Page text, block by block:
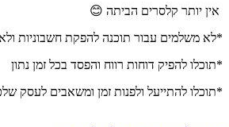
אין יותר קלסרים הביתה 😊
*לא משלמים עבור תוכנה להפקת חשבוניות
*תוכלו להפיק דוחות רווח והפסד בכל זמן נתון
*תוכלו להתייעל ולפנות זמן ומשאבים לעסק